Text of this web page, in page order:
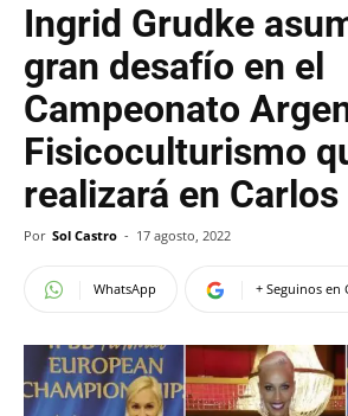
Ingrid Grudke
gran desafío en el
Campeonato
Fisicoculturismo
realizará en Carlos
Por Sol Castro - 17 agosto, 2022
WhatsApp + Seguinos en